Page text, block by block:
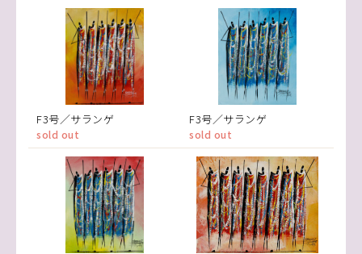
F3号／サランゲ
sold out
F3号／サランゲ
sold out